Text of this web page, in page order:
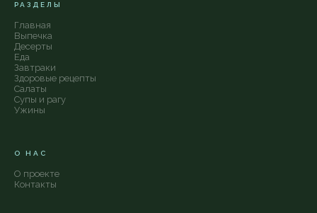
РАЗДЕЛЫ
Главная
Выпечка
Десерты
Еда
Завтраки
Здоровые рецепты
Салаты
Супы и рагу
Ужины
О НАС
О проекте
Контакты